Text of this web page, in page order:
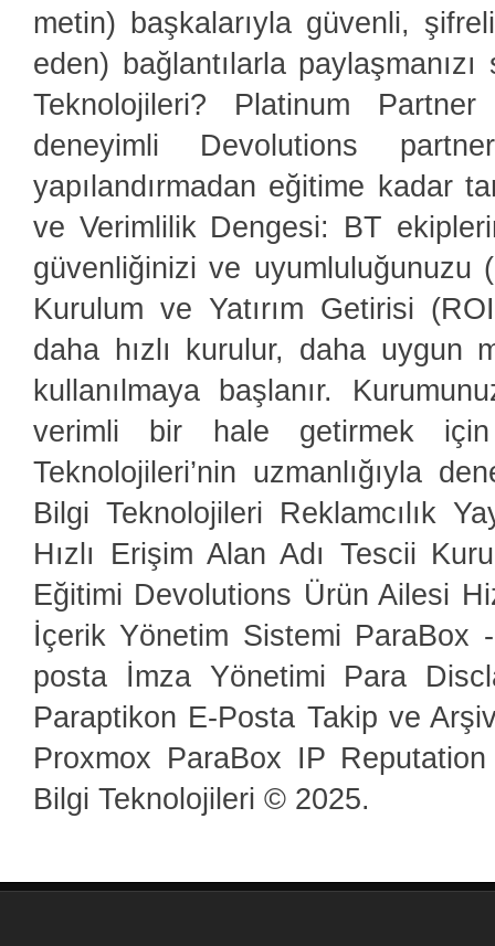
metin) başkalarıyla güvenli,
eden) bağlantılarla
Teknolojileri? Platinum
deneyimli Devolutions
yapılandırmadan eğitime kadar
ve Verimlilik Dengesi: BT
güvenliğinizi ve uyumluluğunuzu
Kurulum ve Yatırım Getirisi
daha hızlı kurulur, daha uygun
kullanılmaya başlanır.
verimli bir hale getirmek
Teknolojileri’nin uzmanlığıyla
Bilgi Teknolojileri Reklamcılık
Hızlı Erişim Alan Adı Tescii
Eğitimi Devolutions Ürün Ailesi
İçerik Yönetim Sistemi
posta İmza Yönetimi Para
Paraptikon E-Posta Takip ve
Proxmox ParaBox IP
Bilgi Teknolojileri © 2025.